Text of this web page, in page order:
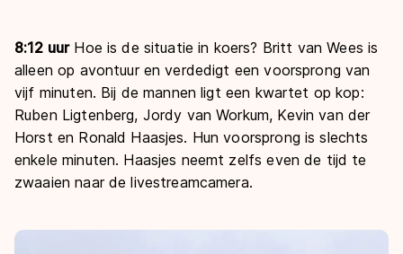
8:12 uurHoe is de situatie in koers? Britt van Wees is
alleen op avontuur en verdedigt een voorsprong van
vijf minuten. Bij de mannen ligt een kwartet op kop:
Ruben Ligtenberg, Jordy van Workum, Kevin van der
Horst en Ronald Haasjes. Hun voorsprong is slechts
enkele minuten. Haasjes neemt zelfs even de tijd te
zwaaien naar de livestreamcamera.